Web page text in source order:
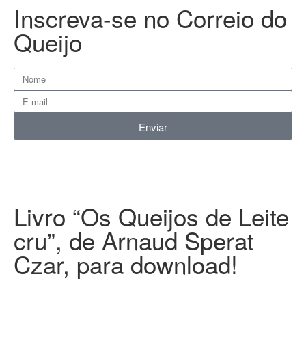
Inscreva-se no Correio do
Queijo
Enviar
Livro “Os Queijos de Leite
cru”, de Arnaud Sperat
Czar, para download!